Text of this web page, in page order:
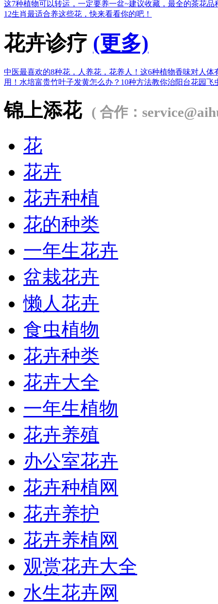
这7种植物可以转运，一定要养一盆~建议收藏，最全的茶花品
12生肖最适合养这些花，快来看看你的吧！
花卉诊疗 (更多)
中医最喜欢的8种花，人养花，花养人！ 这6种植物香味对人体
用！ 水培富贵竹叶子发黄怎么办？ 10种方法教你治阳台花园飞
锦上添花 ( 合作：
花
花卉
花卉种植
花的种类
一年生花卉
盆栽花卉
懒人花卉
食虫植物
花卉种类
花卉大全
一年生植物
花卉养殖
办公室花卉
花卉种植网
花卉养护
花卉养植网
观赏花卉大全
水生花卉网